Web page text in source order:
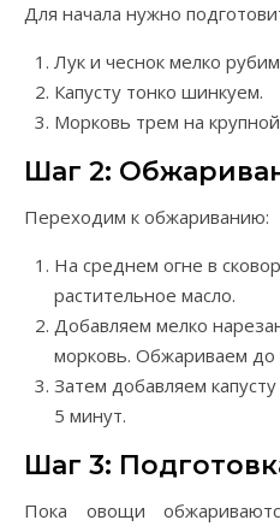
Для начала нужно
Лук и чеснок мелко
Капусту тонко шинкуем.
Морковь трем на
Шаг 2:
Переходим к обжариванию:
На среднем огне в
растительное масло.
Добавляем мелко
морковь. Обжариваем до
Затем добавляем
5 минут.
Шаг 3:
Пока овощи